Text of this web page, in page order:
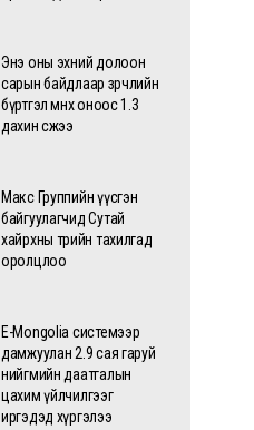
Энэ оны эхний долоон
сарын байдлаар зөрчлийн
бүртгэл өмнөх оноос 1.3
дахин өсжээ
Макс Группийн үүсгэн
байгуулагчид Сутай
хайрхны төрийн тахилгад
оролцлоо
E-Mongolia системээр
дамжуулан 2.9 сая гаруй
нийгмийн даатгалын
цахим үйлчилгээг
иргэдэд хүргэлээ